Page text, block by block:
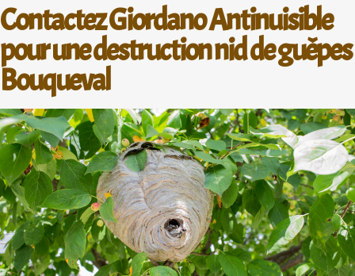
Contactez Giordano Antinuisible
pour une destruction nid de guêpes
Bouqueval